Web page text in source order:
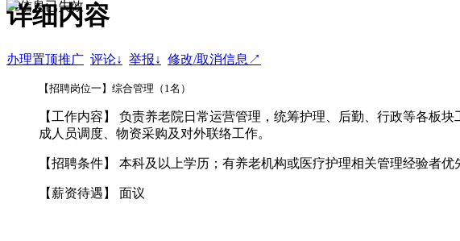
详细内容
办理置顶推广 评论↓ 举报↓ 修改/取消信息↗
【招聘岗位一】综合管理（1名）
【工作内容】 负责养老院日常运营管理，统筹护理、后勤、行政等各板
成人员调度、物资采购及对外联络工作。
【招聘条件】 本科及以上学历；有养老机构或医疗护理相关管理经验者
【薪资待遇】 面议